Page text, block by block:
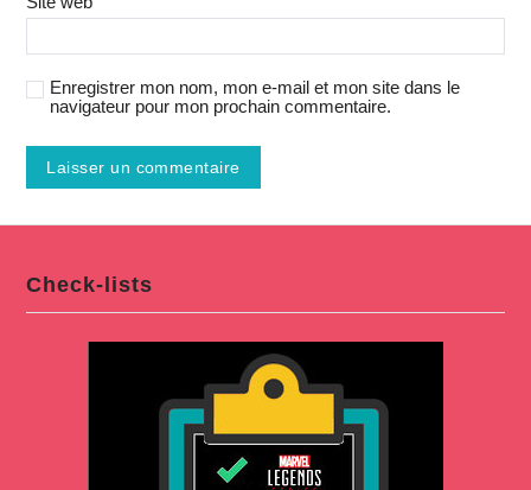
Enregistrer mon nom, mon e-mail et mon site dans le
navigateur pour mon prochain commentaire.
Check-lists